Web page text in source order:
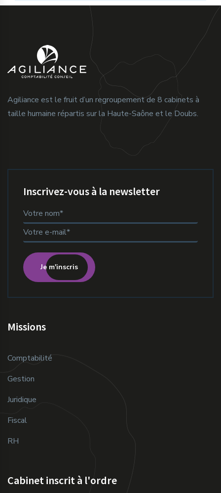
Agiliance est le fruit d’un regroupement de 8 cabinets à
taille humaine répartis sur la Haute-Saône et le Doubs.
Inscrivez-vous à la newsletter
Je m'inscris
Missions
Comptabilité
Gestion
Juridique
Fiscal
RH
Cabinet inscrit à l'ordre